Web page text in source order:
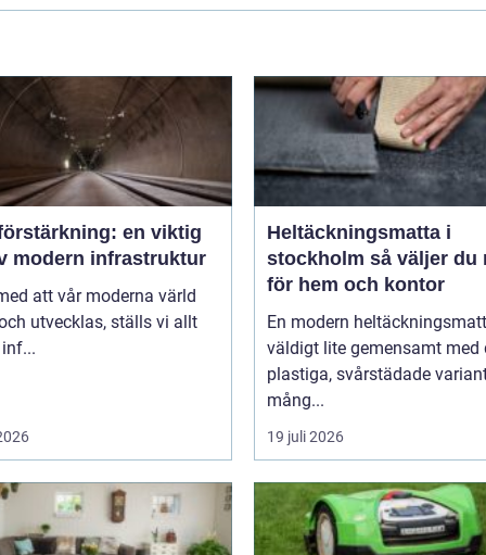
en viktig
modern infrastruktur
att vår moderna värld
utvecklas, ställs vi allt
Heltäckningsmatta i
stockholm så väljer du rätt
för hem och kontor
En modern
väldigt lite gemensamt med
plastiga, svårstädade
mång...
19 juli 2026